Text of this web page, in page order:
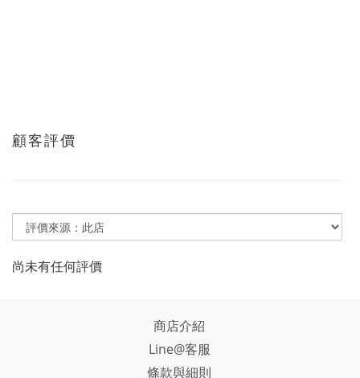
顧客評價
尚未有任何評價
商店介紹
Line@客服
條款與細則